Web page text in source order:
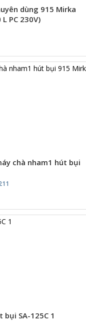
dùng 915 Mirka
PC 230V)
chà nham1 hút bụi
SA-125C 1